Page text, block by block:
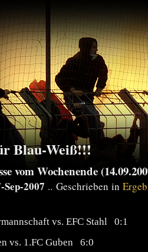
Blau-Weiß!!!
vom Wochenende
Sep-2007 .. Geschrieben in
vs. EFC Stahl 0:1
vs. 1.FC Guben 6:0